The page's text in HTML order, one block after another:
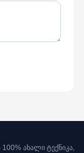
ახალი ტექნიკა,